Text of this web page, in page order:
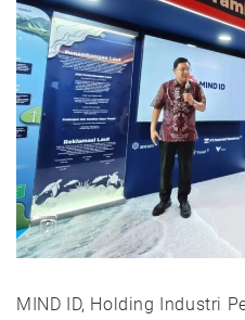
MIND ID, Holding Industri